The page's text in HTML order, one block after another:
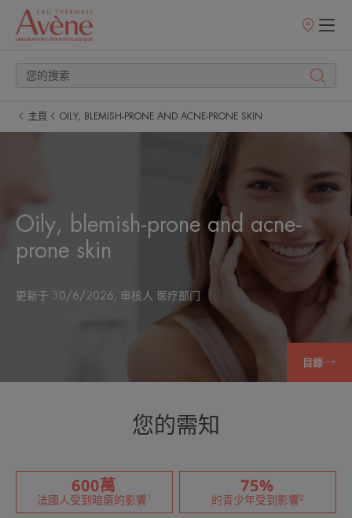
銷
主頁 OILY, BLEMISH-PRONE AND ACNE-PRONE SKIN
Oily, blemish-prone and acne-
prone skin
更新于 30/6/2026 , 审核人 医疗部门
目錄
您的需知
600萬
法國人受到暗瘡的影響¹
75%
的青少年受到影響²